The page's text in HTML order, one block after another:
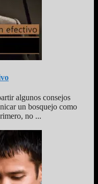
algunos consejos
un bosquejo como
no ...